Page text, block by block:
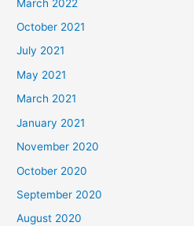
March 2022
October 2021
July 2021
May 2021
March 2021
January 2021
November 2020
October 2020
September 2020
August 2020